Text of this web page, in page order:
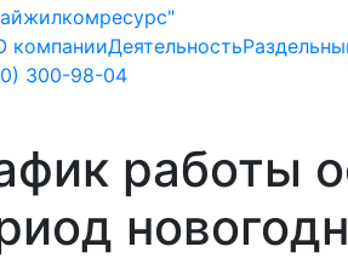
компанииДеятельность
300-98-04
работы